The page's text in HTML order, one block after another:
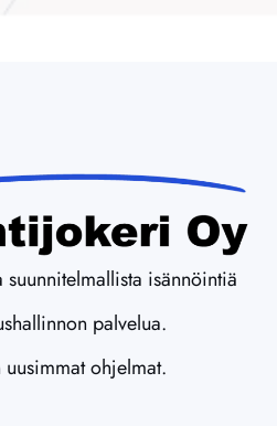
suunnitelmallista isännöintiä
palvelua.
uusimmat ohjelmat.